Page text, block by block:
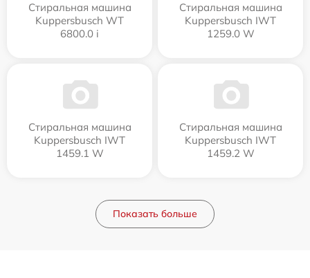
Стиральная машина
Kuppersbusch WT
6800.0 i
Стиральная машина
Kuppersbusch IWT
1259.0 W
Стиральная машина
Kuppersbusch IWT
1459.1 W
Стиральная машина
Kuppersbusch IWT
1459.2 W
Показать больше